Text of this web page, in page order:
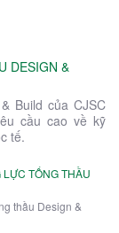
DESIGN &
Build của CJSC
cầu cao về kỹ
tế.
TỔNG THẦU
thầu Design &